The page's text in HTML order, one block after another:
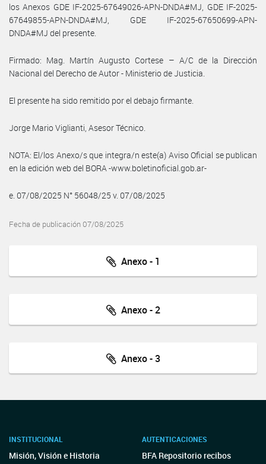
los Anexos GDE IF-2025-67649026-APN-DNDA#MJ, GDE IF-2025-
67649855-APN-DNDA#MJ, GDE IF-2025-67650699-APN-
DNDA#MJ del presente.
Firmado: Mag. Martín Augusto Cortese – A/C de la Dirección
Nacional del Derecho de Autor - Ministerio de Justicia.
El presente ha sido remitido por el debajo firmante.
Jorge Mario Viglianti, Asesor Técnico.
NOTA: El/los Anexo/s que integra/n este(a) Aviso Oficial se publican
en la edición web del BORA -www.boletinoficial.gob.ar-
e. 07/08/2025 N° 56048/25 v. 07/08/2025
Fecha de publicación 07/08/2025
Anexo - 1
Anexo - 2
Anexo - 3
INSTITUCIONAL
Misión, Visión e Historia
AUTENTICACIONES
BFA Repositorio recibos